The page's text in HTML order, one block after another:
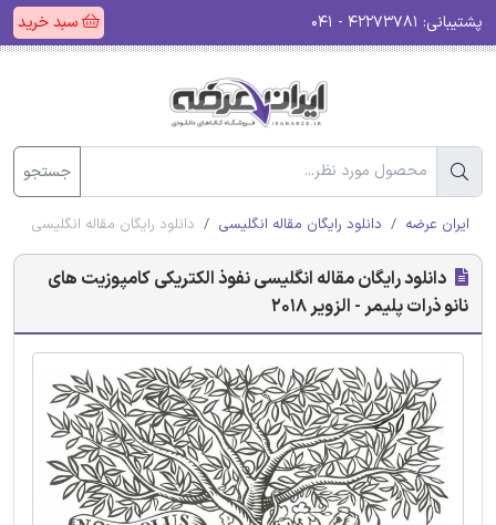
پشتیبانی: سبد خرید
جستجو
ایران عرضه دانلود رایگان مقاله انگلیسی دانلود رایگان مقاله انگلیسی نفوذ
دانلود رایگان مقاله انگلیسی نفوذ الکتریکی کامپوزیت های
نانو ذرات پلیمر - الزویر 2018